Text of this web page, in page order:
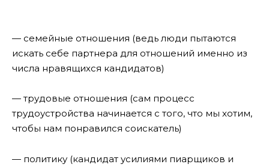
— семейные отношения (ведь люди пытаются
искать себе партнера для отношений именно из
числа нравящихся кандидатов)
— трудовые отношения (сам процесс
трудоустройства начинается с того, что мы хотим,
чтобы нам понравился соискатель)
— политику (кандидат усилиями пиарщиков и